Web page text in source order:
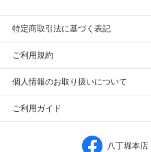
特定商取引法に基づく表記
ご利用規約
個人情報のお取り扱いについて
ご利用ガイド
八丁堀本店